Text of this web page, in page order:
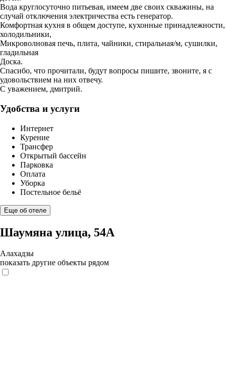
Вода круглосуточно питьевая, имеем две своих скважины, на
случай отключения электричества есть генератор.
Комфортная кухня в общем доступе, кухонные принадлежности,
холодильники,
Микроволновая печь, плита, чайники, стиральная/м, сушилки,
гладильная
Доска.
Спасибо, что прочитали, будут вопросы пишите, звоните, я с
удовольствием на них отвечу.
С уважением, дмитрий.
Удобства и услуги
Интернет
Курение
Трансфер
Открытый бассейн
Парковка
Оплата
Уборка
Постельное бельё
Еще об отеле
Шаумяна улица, 54А
Алахадзы
показать другие объекты рядом